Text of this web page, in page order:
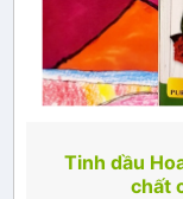
Tinh dầu
chất